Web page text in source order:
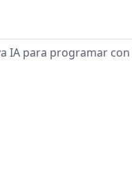
programar con la
la